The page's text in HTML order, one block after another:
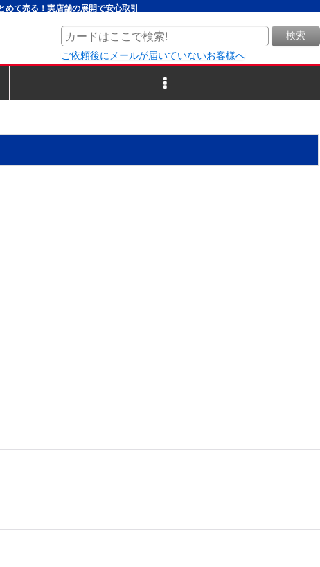
て売る！実店舗の展開で安心取引
検索
ご依頼後にメールが届いていないお客様へ